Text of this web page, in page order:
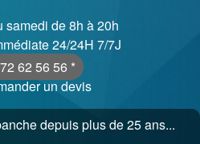
samedi de 8h à 20h
24/24H 7/7J
62 56 56 *
un devis
depuis plus de 25 ans...